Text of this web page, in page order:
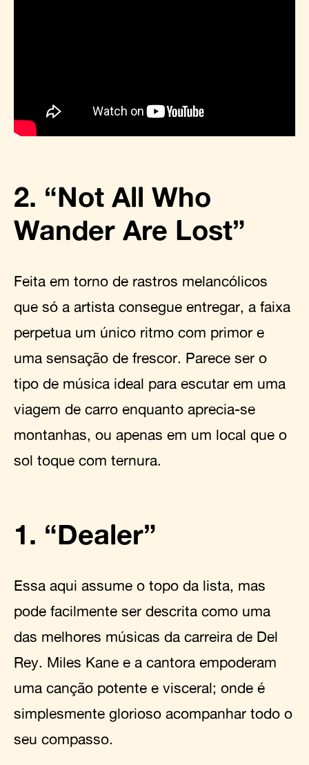
2. “Not All Who
Wander Are Lost”
Feita em torno de rastros melancólicos
que só a artista consegue entregar, a faixa
perpetua um único ritmo com primor e
uma sensação de frescor. Parece ser o
tipo de música ideal para escutar em uma
viagem de carro enquanto aprecia-se
montanhas, ou apenas em um local que o
sol toque com ternura.
1. “Dealer”
Essa aqui assume o topo da lista, mas
pode facilmente ser descrita como uma
das melhores músicas da carreira de Del
Rey. Miles Kane e a cantora empoderam
uma canção potente e visceral; onde é
simplesmente glorioso acompanhar todo o
seu compasso.